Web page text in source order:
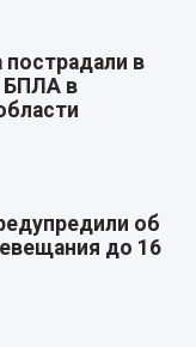
в
БПЛА в
об
до 16